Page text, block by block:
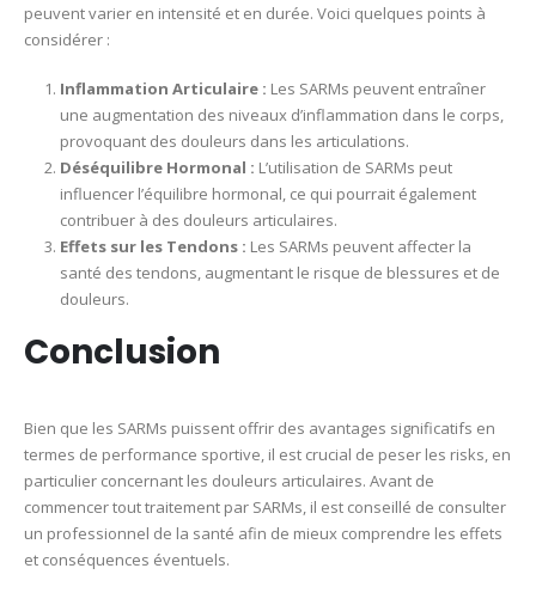
peuvent varier en intensité et en durée. Voici quelques points à
considérer :
Inflammation Articulaire : Les SARMs peuvent entraîner
une augmentation des niveaux d’inflammation dans le corps,
provoquant des douleurs dans les articulations.
Déséquilibre Hormonal : L’utilisation de SARMs peut
influencer l’équilibre hormonal, ce qui pourrait également
contribuer à des douleurs articulaires.
Effets sur les Tendons : Les SARMs peuvent affecter la
santé des tendons, augmentant le risque de blessures et de
douleurs.
Conclusion
Bien que les SARMs puissent offrir des avantages significatifs en
termes de performance sportive, il est crucial de peser les risks, en
particulier concernant les douleurs articulaires. Avant de
commencer tout traitement par SARMs, il est conseillé de consulter
un professionnel de la santé afin de mieux comprendre les effets
et conséquences éventuels.